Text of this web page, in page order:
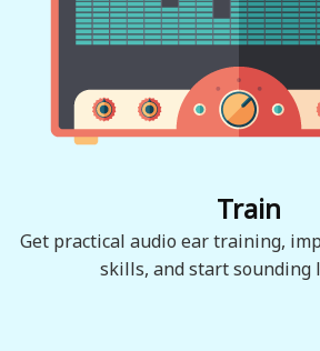
Train
Get practical audio ear training,
skills, and start sounding